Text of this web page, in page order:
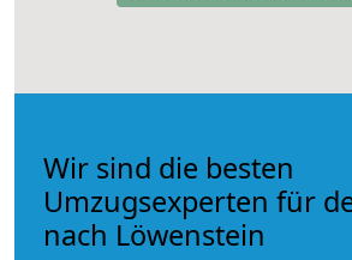
Wir sind die besten
Umzugsexperten für
nach Löwenstein